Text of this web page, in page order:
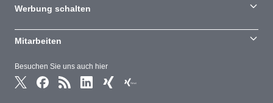
Besuchen Sie uns auch hier
Werbung schalten
Mitarbeiten